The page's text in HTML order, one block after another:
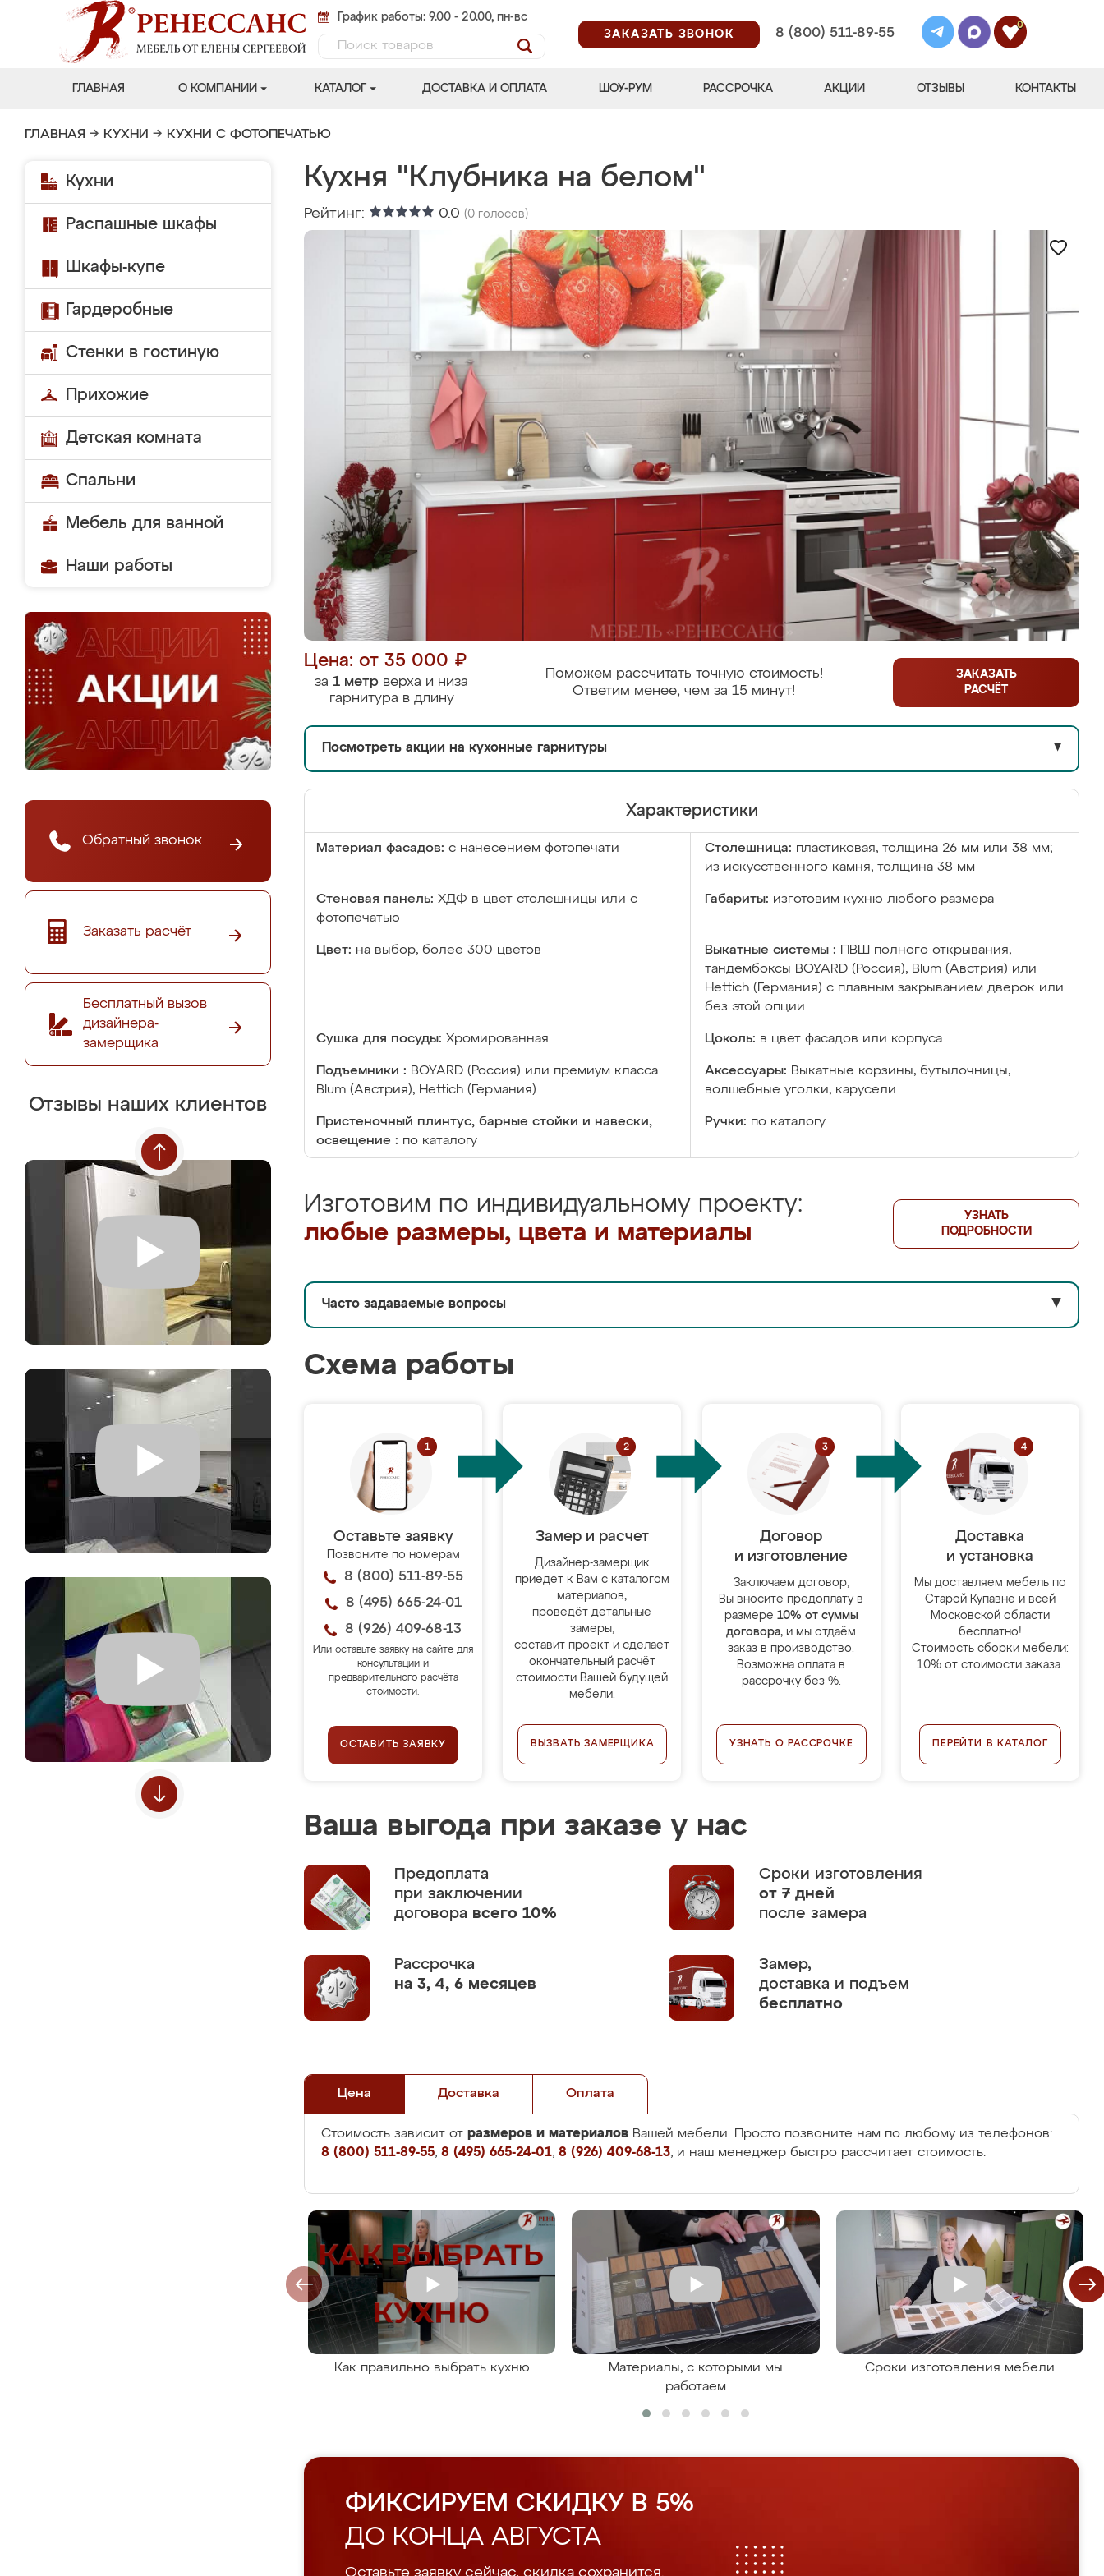
График работы: 9.00 - 20.00, пн-вс
ЗАКАЗАТЬ ЗВОНОК
8 (800) 511-89-55
0
ГЛАВНАЯ О КОМПАНИИ КАТАЛОГ ДОСТАВКА И ОПЛАТА ШОУ-РУМ РАССРОЧКА АКЦИИ ОТЗЫВЫ КОНТАКТЫ
ГЛАВНАЯ → КУХНИ → КУХНИ С ФОТОПЕЧАТЬЮ
Кухни
Распашные шкафы
Шкафы-купе
Гардеробные
Стенки в гостиную
Прихожие
Детская комната
Спальни
Мебель для ванной
Наши работы
Обратный звонок
Заказать расчёт
Бесплатный вызов
дизайнера-
замерщика
Отзывы наших клиентов
Кухня "Клубника на белом"
Рейтинг: 0.0 (0 голосов)
Цена: от 35 000 ₽
за 1 метр верха и низа
гарнитура в длину
Поможем рассчитать точную стоимость!
Ответим менее, чем за 15 минут!
ЗАКАЗАТЬ
РАСЧЁТ
Посмотреть акции на кухонные гарнитуры ▼
Характеристики
Материал фасадов: с нанесением фотопечати Столешница: пластиковая, толщина 26 мм или 38 мм;
из искусственного камня, толщина 38 мм
Стеновая панель: ХДФ в цвет столешницы или с
фотопечатью
Габариты: изготовим кухню любого размера
Цвет: на выбор, более 300 цветов Выкатные системы :
ПВШ полного открывания,
тандембоксы BOYARD (Россия), Blum (Австрия) или
Hettich (Германия) с плавным закрыванием дверок или
без этой опции
Сушка для посуды: Хромированная Цоколь: в цвет фасадов или корпуса
Подъемники : BOYARD (Россия) или премиум класса
Blum (Австрия), Hettich (Германия)
Аксессуары: Выкатные корзины, бутылочницы,
волшебные уголки, карусели
Пристеночный плинтус, барные стойки и навески,
освещение : по каталогу
Ручки: по каталогу
Изготовим по индивидуальному проекту:
любые размеры, цвета и материалы
УЗНАТЬ
ПОДРОБНОСТИ
Часто задаваемые вопросы ▼
Схема работы
Оставьте заявку
Позвоните по номерам
8 (800) 511-89-55
8 (495) 665-24-01
8 (926) 409-68-13
Или оставьте заявку на сайте для
консультации и
предварительного расчёта
стоимости.
ОСТАВИТЬ ЗАЯВКУ
Замер и расчет
Дизайнер-замерщик
приедет к Вам с каталогом
материалов,
проведёт детальные
замеры,
составит проект и сделает
окончательный расчёт
стоимости Вашей будущей
мебели.
ВЫЗВАТЬ ЗАМЕРЩИКА
Договор
и изготовление
Заключаем договор,
Вы вносите предоплату в
размере 10% от суммы
договора, и мы отдаём
заказ в производство.
Возможна оплата в
рассрочку без %.
УЗНАТЬ О РАССРОЧКЕ
Доставка
и установка
Мы доставляем мебель по
Старой Купавне и всей
Московской области
бесплатно!
Стоимость сборки мебели:
10% от стоимости заказа.
ПЕРЕЙТИ В КАТАЛОГ
Ваша выгода при заказе у нас
Предоплата
при заключении
договора всего 10%
Сроки изготовления
от 7 дней
после замера
Рассрочка
на 3, 4, 6 месяцев
Замер,
доставка и подъем
бесплатно
Цена Доставка Оплата
Стоимость зависит от размеров и материалов Вашей мебели. Просто позвоните нам по любому из телефонов:
8 (800) 511-89-55, 8 (495) 665-24-01, 8 (926) 409-68-13, и наш менеджер быстро рассчитает стоимость.
Как правильно выбрать кухню
Материалы, с которыми мы
работаем
Сроки изготовления мебели
ФИКСИРУЕМ СКИДКУ В 5%
ДО КОНЦА АВГУСТА
Оставьте заявку сейчас, скидка сохранится.